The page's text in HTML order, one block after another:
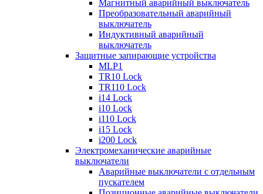
Магнитный аварийный выключатель
Преобразовательный аварийный
выключатель
Индуктивный аварийный
выключатель
Защитные запирающие устройства
MLP1
TR10 Lock
TR110 Lock
i14 Lock
i10 Lock
i110 Lock
i15 Lock
i200 Lock
Электромеханические аварийные
выключатели
Аварийные выключатели с отдельным
пускателем